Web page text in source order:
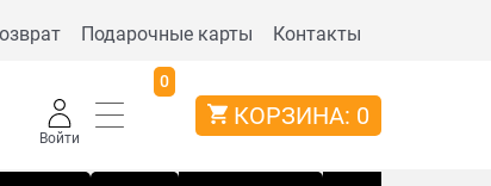
Подарочные карты Контакты
Войти
0
КОРЗИНА: 0